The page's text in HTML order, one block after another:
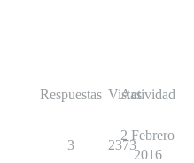
Respuestas Vistas
Actividad
3 2373
2 Febrero
2016